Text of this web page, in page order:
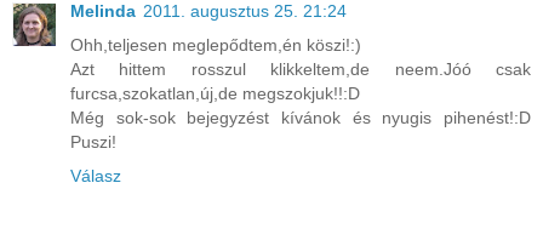
Melinda 2011. augusztus 25. 21:24
Ohh,teljesen meglepődtem,én köszi!:)
Azt hittem rosszul klikkeltem,de neem.Jóó csak
furcsa,szokatlan,új,de megszokjuk!!:D
Még sok-sok bejegyzést kívánok és nyugis pihenést!:D
Puszi!
Válasz